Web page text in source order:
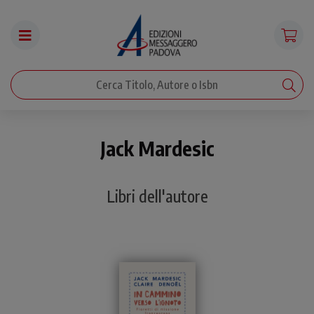
Jack Mardesic
Libri dell'autore